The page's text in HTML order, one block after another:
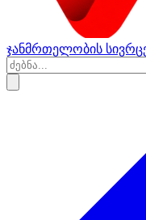
ჯანმრთელობის